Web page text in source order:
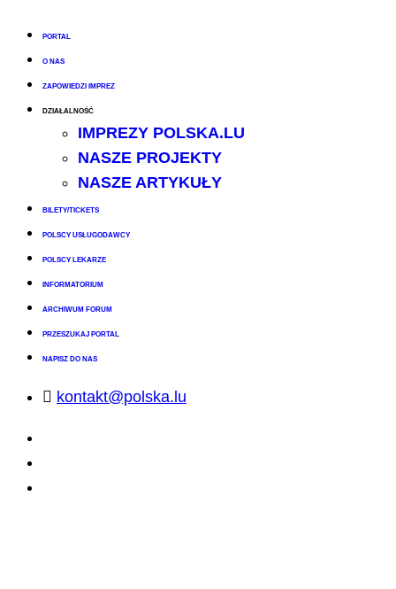
PORTAL
O NAS
ZAPOWIEDZI IMPREZ
DZIAŁALNOŚĆ
IMPREZY POLSKA.LU
NASZE PROJEKTY
NASZE ARTYKUŁY
BILETY/TICKETS
POLSCY USŁUGODAWCY
POLSCY LEKARZE
INFORMATORIUM
ARCHIWUM FORUM
PRZESZUKAJ PORTAL
NAPISZ DO NAS
kontakt@polska.lu